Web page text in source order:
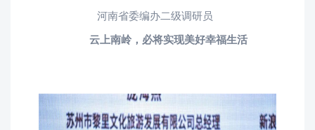
河南省委编办二级调研员
云上南岭，必将实现美好幸福生活